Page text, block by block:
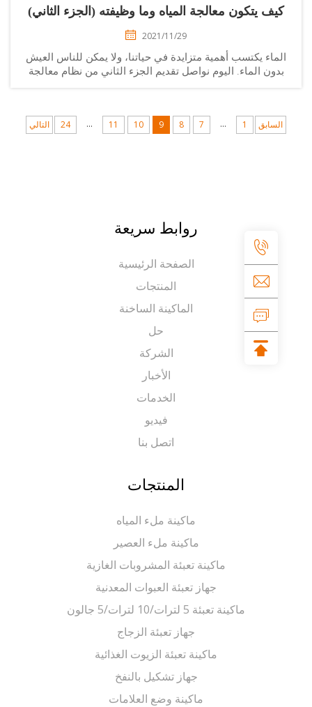
يتكون معالجة المياه وما وظيفته (الجزء الثاني)
2021/11/29
يكتسب أهمية متزايدة في حياتنا، ولا يمكن للناس العيش
الماء. اليوم نواصل تقديم الجزء الثاني من نظام معالجة
1
11
24 التالي
روابط سريعة
الصفحة الرئيسية
المنتجات
الماكينة الساخنة
الشركة
الخدمات
اتصل بنا
المنتجات
ماكينة ملء المياه
ماكينة ملء العصير
ماكينة تعبئة المشروبات الغازية
جهاز تعبئة العبوات المعدنية
ماكينة تعبئة 5 لترات/10 لترات/5 جالون
جهاز تعبئة الزجاج
ماكينة تعبئة الزيوت الغذائية
جهاز تشكيل بالنفخ
ماكينة وضع العلامات